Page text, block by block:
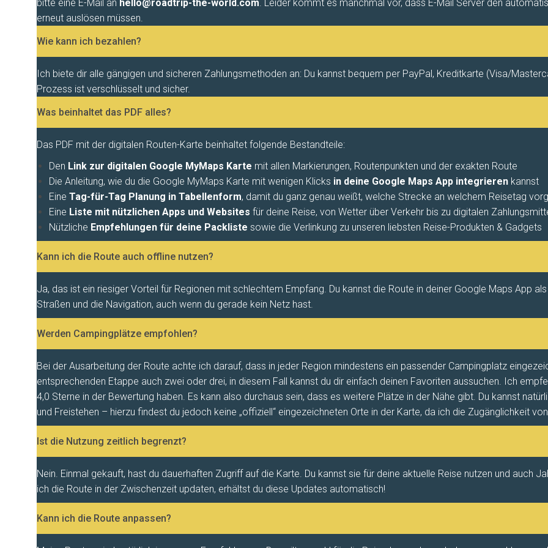
bitte eine E-Mail an hello@roadtrip-the-world.com. Leider kommt es manchmal vor, dass E-Mail Server den
erneut auslösen müssen.
Wie kann ich bezahlen?
Ich biete dir alle gängigen und sicheren Zahlungsmethoden an: Du kannst bequem per PayPal, Kreditkarte (Visa/
Prozess ist verschlüsselt und sicher.
Was beinhaltet das PDF alles?
Das PDF mit der digitalen Routen-Karte beinhaltet folgende Bestandteile:
Den Link zur digitalen Google MyMaps Karte mit allen Markierungen, Routenpunkten und der exakten Route
Die Anleitung, wie du die Google MyMaps Karte mit wenigen Klicks in deine Google Maps App integrieren kannst
Eine Tag-für-Tag Planung in Tabellenform, damit du ganz genau weißt, welche Strecke an welchem Reisetag
Eine Liste mit nützlichen Apps und Websites für deine Reise, von Wetter über Verkehr bis zu digitalen
Nützliche Empfehlungen für deine Packliste sowie die Verlinkung zu unseren liebsten Reise-Produkten & Gadgets
Kann ich die Route auch offline nutzen?
Ja, das ist ein riesiger Vorteil für Regionen mit schlechtem Empfang. Du kannst die Route in deiner Google Maps App
Straßen und die Navigation, auch wenn du gerade kein Netz hast.
Werden Campingplätze empfohlen?
Bei der Ausarbeitung der Route achte ich darauf, dass in jeder Region mindestens ein passender Campingplatz
entsprechenden Etappe auch zwei oder drei, in diesem Fall kannst du dir einfach deinen Favoriten aussuchen. Ich
4,0 Sterne in der Bewertung haben. Es kann also durchaus sein, dass es weitere Plätze in der Nähe gibt. Du kannst
und Freistehen – hierzu findest du jedoch keine „offiziell“ eingezeichneten Orte in der Karte, da ich die Zugänglichkeit
Ist die Nutzung zeitlich begrenzt?
Nein. Einmal gekauft, hast du dauerhaften Zugriff auf die Karte. Du kannst sie für deine aktuelle Reise nutzen und auch
ich die Route in der Zwischenzeit updaten, erhältst du diese Updates automatisch!
Kann ich die Route anpassen?